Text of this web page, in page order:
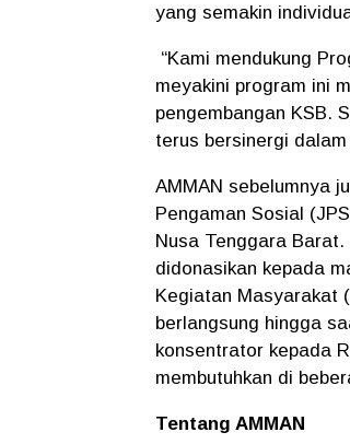
yang semakin
“Kami mendukung
meyakini program ini
pengembangan KSB.
terus bersinergi
AMMAN sebelumnya
Pengaman Sosial
Nusa Tenggara
didonasikan kepada
Kegiatan Masyarakat
berlangsung hingga
konsentrator kepada
membutuhkan di
Tentang AMMAN